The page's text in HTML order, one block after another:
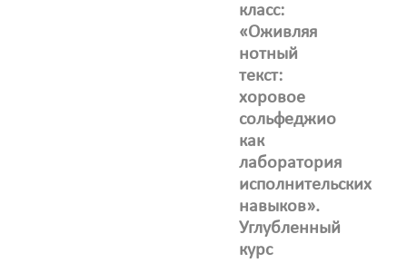
класс:
«Оживляя
нотный
текст:
хоровое
сольфеджио
как
лаборатория
исполнительских
навыков».
Углубленный
курс